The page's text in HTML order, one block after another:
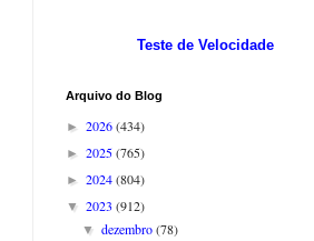
Teste de Velocidade
Arquivo do Blog
► 2026(434)
► 2025(765)
► 2024(804)
▼ 2023 (912)
▼dezembro(78)